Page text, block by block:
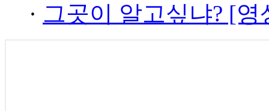
· 그곳이 알고싶냐? [